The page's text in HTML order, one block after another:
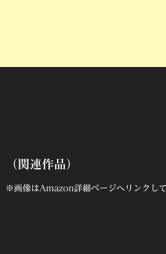
（関連作品）
※画像はAmazon詳細ページへリンクして